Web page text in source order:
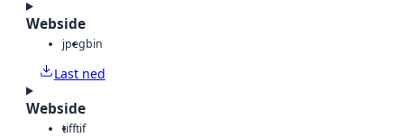
Webside
jpegbin
Last ned
Webside
tifftif